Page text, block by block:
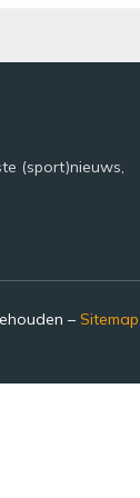
(sport)nieuws,
– Sitemap